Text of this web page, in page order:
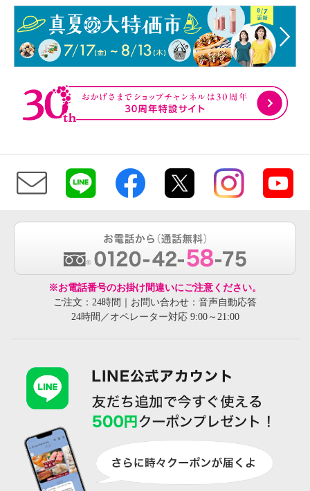
※お電話番号のお掛け間違いにご注意ください。
ご注文：24時間｜お問い合わせ：音声自動応答
24時間／オペレーター対応 9:00～21:00